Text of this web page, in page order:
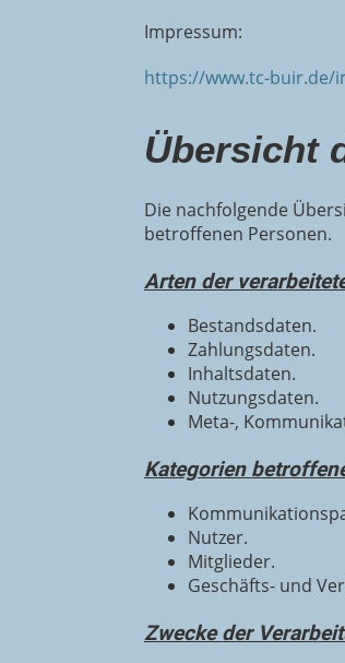
Impressum:
https://www.tc-buir.de/
Übersicht
Die nachfolgende
betroffenen Personen.
Arten der
Bestandsdaten.
Zahlungsdaten.
Inhaltsdaten.
Nutzungsdaten.
Meta-,
Kategorien
Nutzer.
Mitglieder.
Geschäfts- und
Zwecke der